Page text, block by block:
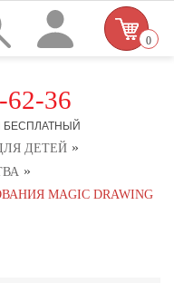
62-36
БЕСПЛАТНЫЙ
0
ДЕТЕЙ »
»
MAGIC DRAWING